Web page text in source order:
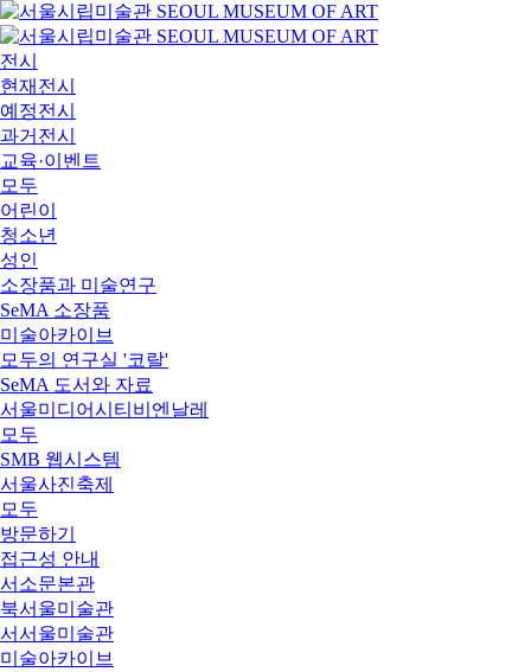
전시
현재전시
예정전시
과거전시
교육·이벤트
모두
어린이
청소년
성인
소장품과 미술연구
SeMA 소장품
미술아카이브
모두의 연구실 '코랄'
SeMA 도서와 자료
서울미디어시티비엔날레
모두
SMB 웹시스템
서울사진축제
모두
방문하기
접근성 안내
서소문본관
북서울미술관
서서울미술관
미술아카이브